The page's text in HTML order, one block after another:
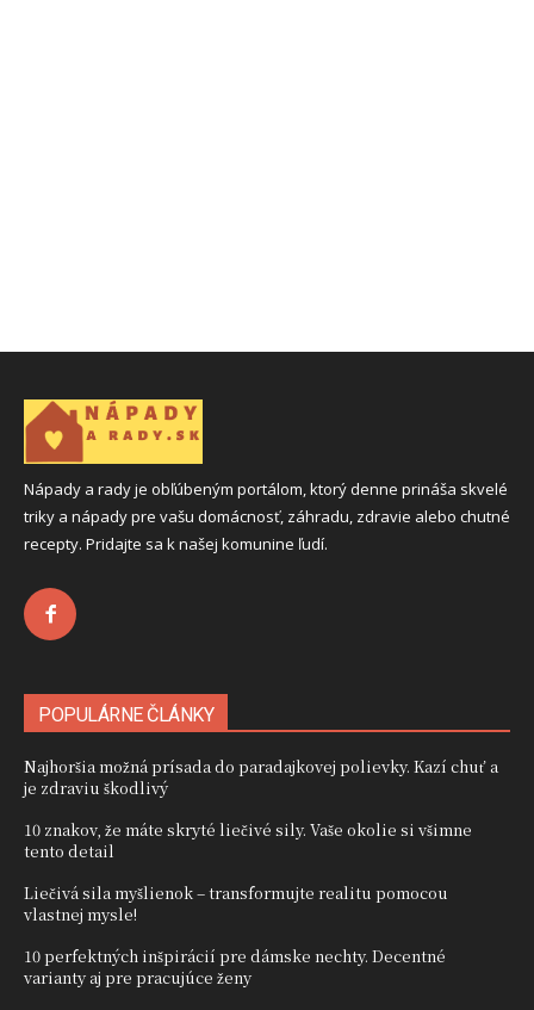
Nápady a rady je obľúbeným portálom, ktorý denne prináša skvelé
triky a nápady pre vašu domácnosť, záhradu, zdravie alebo chutné
recepty. Pridajte sa k našej komunine ľudí.
POPULÁRNE ČLÁNKY
Najhoršia možná prísada do paradajkovej polievky. Kazí chuť a
je zdraviu škodlivý
10 znakov, že máte skryté liečivé sily. Vaše okolie si všimne
tento detail
Liečivá sila myšlienok – transformujte realitu pomocou
vlastnej mysle!
10 perfektných inšpirácií pre dámske nechty. Decentné
varianty aj pre pracujúce ženy